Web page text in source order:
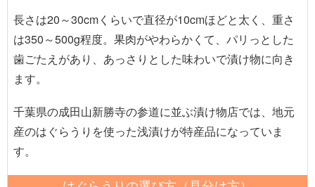
長さは20～30cmくらいで直径が10cmほどと太く、重さ
は350～500g程度。果肉がやわらかくて、パリっとした
歯ごたえがあり、あっさりとした味わいで漬け物に向き
ます。
千葉県の成田山新勝寺の参道に並ぶ漬け物店では、地元
産のはぐらうりを使った浅漬けが特産品になっていま
す。